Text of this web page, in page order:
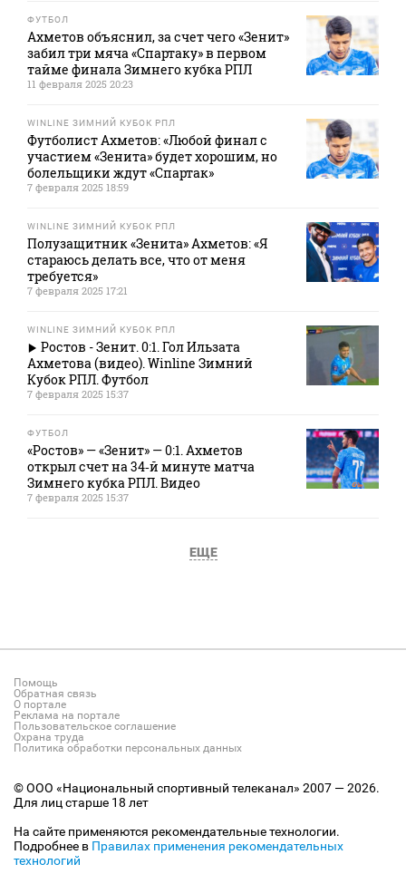
ФУТБОЛ
Ахметов объяснил, за счет чего «Зенит»
забил три мяча «Спартаку» в первом
тайме финала Зимнего кубка РПЛ
11 февраля 2025 20:23
WINLINE ЗИМНИЙ КУБОК РПЛ
Футболист Ахметов: «Любой финал с
участием «Зенита» будет хорошим, но
болельщики ждут «Спартак»
7 февраля 2025 18:59
WINLINE ЗИМНИЙ КУБОК РПЛ
Полузащитник «Зенита» Ахметов: «Я
стараюсь делать все, что от меня
требуется»
7 февраля 2025 17:21
WINLINE ЗИМНИЙ КУБОК РПЛ
Ростов - Зенит. 0:1. Гол Ильзата
Ахметова (видео). Winline Зимний
Кубок РПЛ. Футбол
7 февраля 2025 15:37
ФУТБОЛ
«Ростов» — «Зенит» — 0:1. Ахметов
открыл счет на 34‑й минуте матча
Зимнего кубка РПЛ. Видео
7 февраля 2025 15:37
ЕЩЕ
Помощь
Обратная связь
О портале
Реклама на портале
Пользовательское соглашение
Охрана труда
Политика обработки персональных данных
© ООО «Национальный спортивный телеканал» 2007 — 2026.
Для лиц старше 18 лет
На сайте применяются рекомендательные технологии.
Подробнее в Правилах применения рекомендательных
технологий